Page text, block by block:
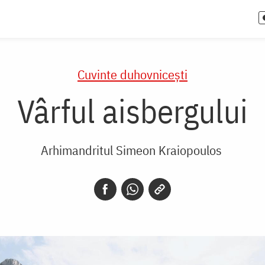
Cuvinte duhovnicești
Vârful aisbergului
Arhimandritul Simeon Kraiopoulos